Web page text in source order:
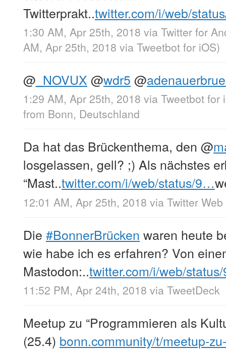
Twitterprakt..twitter.com/i/web/
1:30 AM, Apr 25th, 2018 via Twitter for
AM, Apr 25th, 2018 via Tweetbot for iΟS)
@ _NOVUX @wdr5 @
1:29 AM, Apr 25th, 2018 via Tweetbot for
from Bonn, Deutschland
Da hat das Brückenthema, den @
losgelassen, gell? ;) Als nächstes
“Mast..twitter.com/i/web/status/9…
12:01 AM, Apr 25th, 2018 via Twitter
Die #BonnerBrücken waren heute
wie habe ich es erfahren? Von
Mastodon:..twitter.com/i/web/
11:52 PM, Apr 24th, 2018 via TweetDeck
Meetup zu “Programmieren als
(25.4) bonn.community/t/meetup-